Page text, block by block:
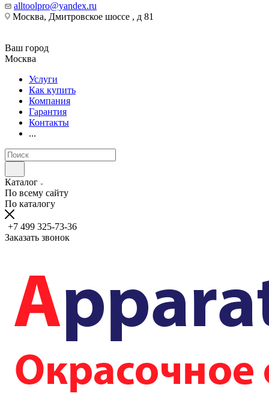
alltoolpro@yandex.ru
Москва, Дмитровское шоссе , д 81
Ваш город
Москва
Услуги
Как купить
Компания
Гарантия
Контакты
...
Каталог
По всему сайту
По каталогу
+7 499 325-73-36
Заказать звонок